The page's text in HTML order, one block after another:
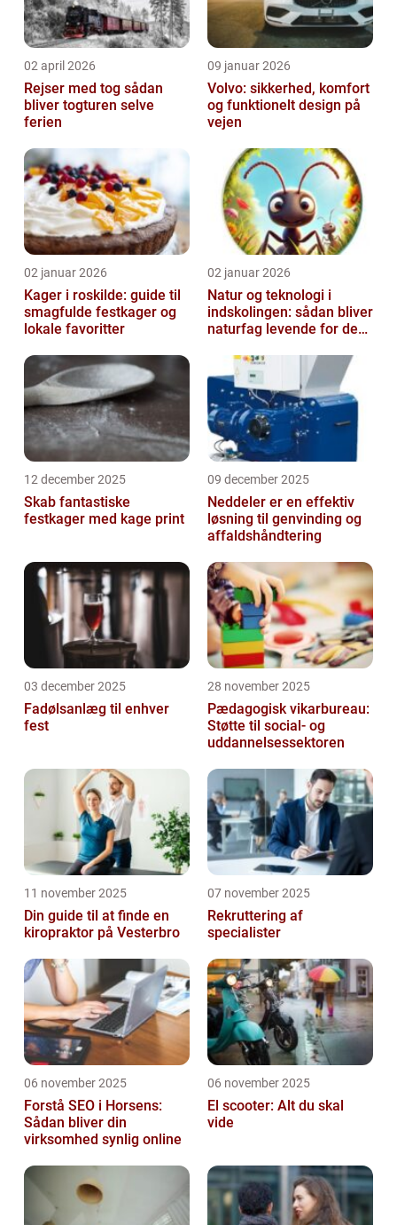
02 april 2026
Rejser med tog sådan
bliver togturen selve
ferien
09 januar 2026
Volvo: sikkerhed, komfort
og funktionelt design på
vejen
02 januar 2026
Kager i roskilde: guide til
smagfulde festkager og
lokale favoritter
02 januar 2026
Natur og teknologi i
indskolingen: sådan bliver
naturfag levende for de
12 december 2025
Skab fantastiske
festkager med kage print
09 december 2025
Neddeler er en effektiv
løsning til genvinding og
affaldshåndtering
03 december 2025
Fadølsanlæg til enhver
fest
28 november 2025
Pædagogisk vikarbureau:
Støtte til social- og
uddannelsessektoren
11 november 2025
Din guide til at finde en
kiropraktor på Vesterbro
07 november 2025
Rekruttering af
specialister
06 november 2025
Forstå SEO i Horsens:
Sådan bliver din
virksomhed synlig online
06 november 2025
El scooter: Alt du skal
vide